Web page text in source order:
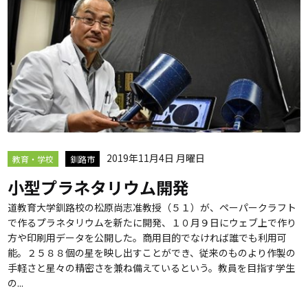
教育・学校 釧路市 2019年11月4日 月曜日
小型プラネタリウム開発
道教育大学釧路校の松原尚志准教授（５１）が、ペーパークラフト
で作るプラネタリウムを新たに開発、１０月９日にウェブ上で作り
方や印刷用データを公開した。商用目的でなければ誰でも利用可
能。２５８８個の星を映し出すことができ、従来のものより作製の
手軽さと星々の精密さを兼ね備えているという。教員を目指す学生
の...